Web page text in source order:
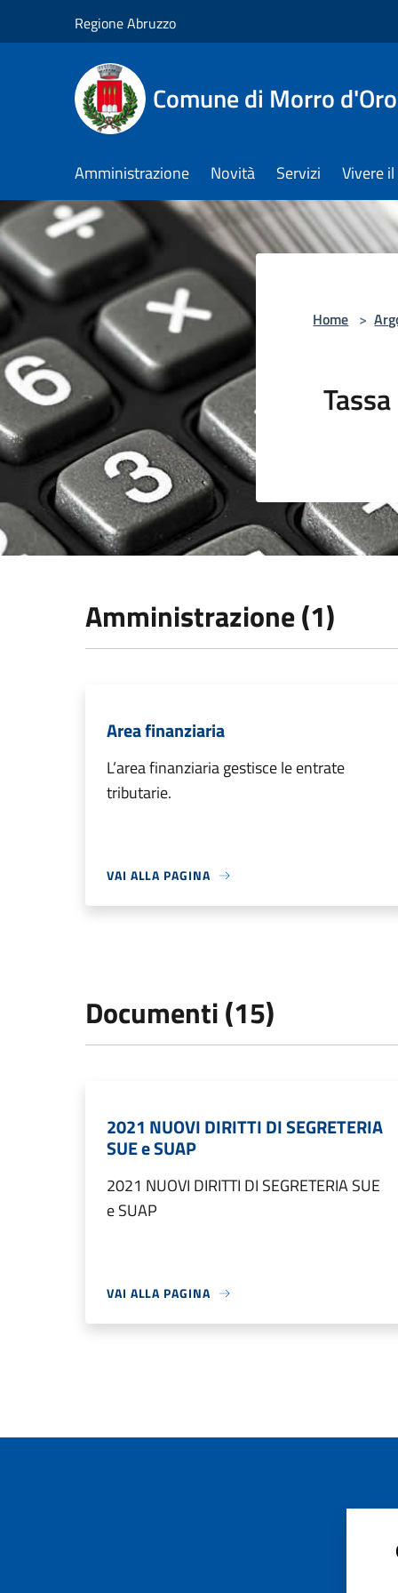
Regione Abruzzo
Comune di Morro d'Oro
Amministrazione Novità Servizi Vivere
Home >
Amministrazione (1)
Area finanziaria
L’area finanziaria gestisce le entrate
tributarie.
VAI ALLA PAGINA
Documenti (15)
2021 NUOVI DIRITTI DI SEGRETERIA
SUE e SUAP
2021 NUOVI DIRITTI DI SEGRETERIA SUE
e SUAP
VAI ALLA PAGINA